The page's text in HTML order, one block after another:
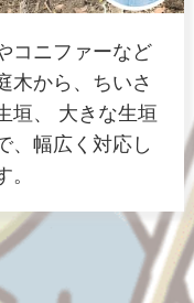
コニファーなど
木から、ちいさ
垣、 大きな生垣
、幅広く対応し
。